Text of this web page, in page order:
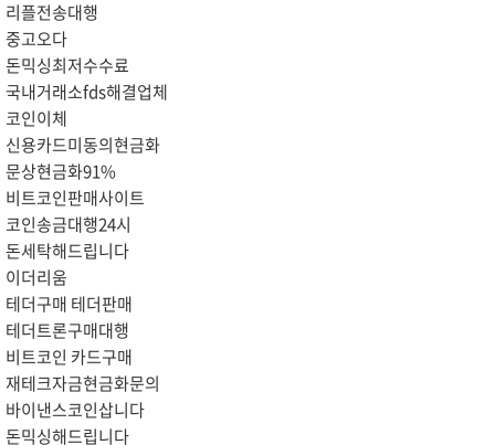
리플전송대행
중고오다
돈믹싱최저수수료
국내거래소fds해결업체
코인이체
신용카드미동의현금화
문상현금화91%
비트코인판매사이트
코인송금대행24시
돈세탁해드립니다
이더리움
테더구매 테더판매
테더트론구매대행
비트코인 카드구매
재테크자금현금화문의
바이낸스코인삽니다
돈믹싱해드립니다